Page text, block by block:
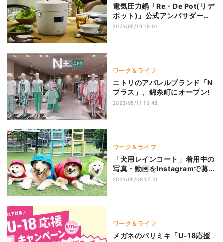
電気圧力鍋「Re・De Pot(リデ
ポット)」公式アンバサダーを
募集
2023/05/19 18:01
ワーク＆ライフ
ニトリのアパレルブランド「N
プラス」、錦糸町にオープン!
2023/05/11 15:48
ワーク＆ライフ
「犬用レインコート」着用中の
写真・動画をInstagramで募
集中! #デロリアンズの楽しい
2023/05/08 17:21
ワーク＆ライフ
メガネのパリミキ「U-18応援